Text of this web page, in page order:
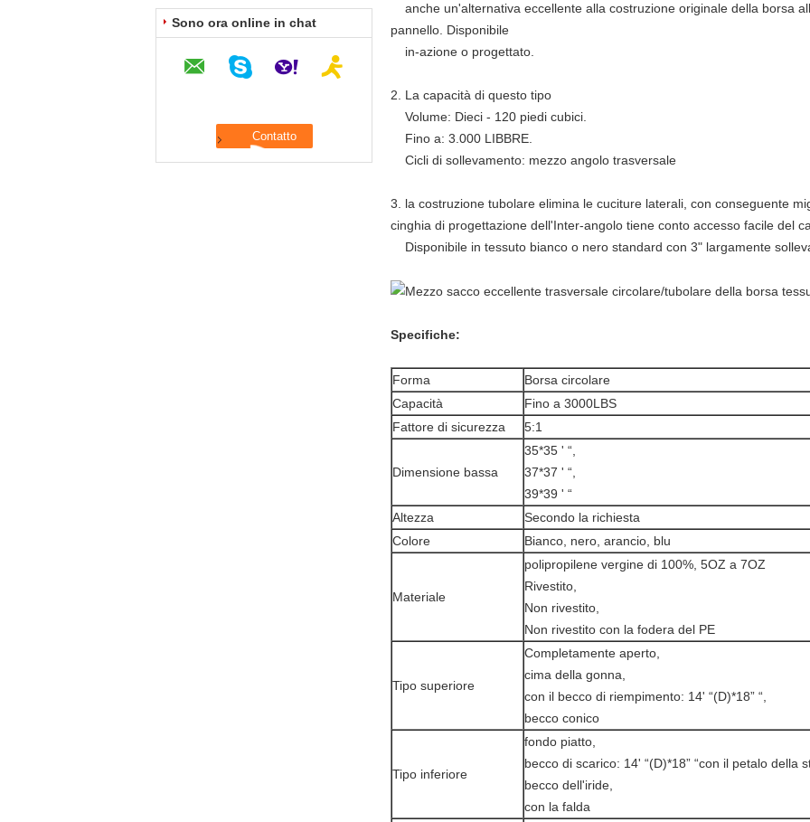
Sono ora online in chat
anche un'alternativa eccellente alla costruzione originale della borsa
pannello. Disponibile
in-azione o progettato.
2. La capacità di questo tipo
Volume: Dieci - 120 piedi cubici.
Fino a: 3.000 LIBBRE.
Cicli di sollevamento: mezzo angolo trasversale
3. la costruzione tubolare elimina le cuciture laterali, con conseguente
cinghia di progettazione dell'Inter-angolo tiene conto accesso facile del
Disponibile in tessuto bianco o nero standard con 3" largamente
Specifiche:
Forma
Borsa circolare
Capacità
Fino a 3000LBS
Fattore di sicurezza
5:1
Dimensione bassa
35*35 ' “,
37*37 ' “,
39*39 ' “
Altezza
Secondo la richiesta
Colore
Bianco, nero, arancio, blu
Materiale
polipropilene vergine di 100%, 5OZ a 7OZ
Rivestito,
Non rivestito,
Non rivestito con la fodera del PE
Tipo superiore
Completamente aperto,
cima della gonna,
con il becco di riempimento: 14' “(D)*18” “,
becco conico
Tipo inferiore
fondo piatto,
becco di scarico: 14' “(D)*18” “con il petalo della
becco dell'iride,
con la falda